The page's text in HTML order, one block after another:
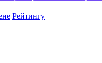
Рейтингу